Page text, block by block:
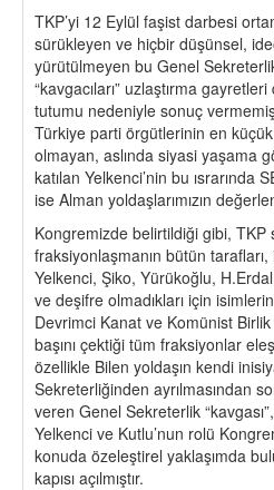
TKP’yi 12 Eylül faşist darbesi
sürükleyen ve hiçbir düşünsel,
yürütülmeyen bu Genel
“kavgacıları” uzlaştırma
tutumu nedeniyle sonuç
Türkiye parti örgütlerinin en
olmayan, aslında siyasi yaşama
katılan Yelkenci’nin bu ısrarında
ise Alman yoldaşlarımızın
Kongremizde belirtildiği gibi, TKP
fraksiyonlaşmanın bütün
Yelkenci, Şiko, Yürükoğlu,
ve deşifre olmadıkları için
Devrimci Kanat ve Komünist
başını çektiği tüm fraksiyonlar
özellikle Bilen yoldaşın kendi
Sekreterliğinden ayrılmasından
veren Genel Sekreterlik
Yelkenci ve Kutlu’nun rolü
konuda özeleştirel yaklaşımda
kapısı açılmıştır.